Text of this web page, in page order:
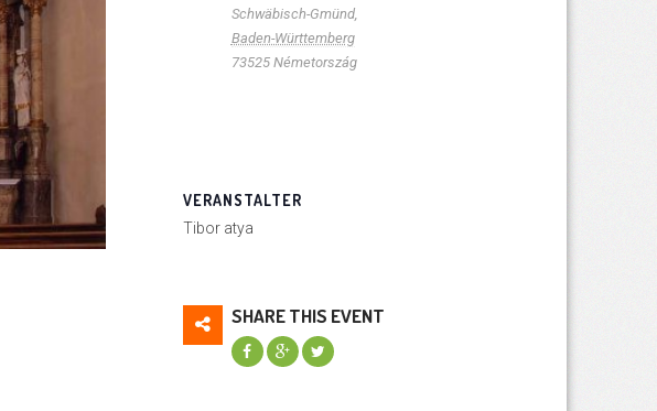
Schwäbisch-Gmünd,
Baden-Württemberg
73525 Németország
VERANSTALTER
Tibor atya
SHARE THIS EVENT